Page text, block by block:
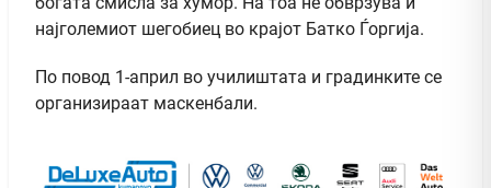
најголемиот шегобиец во крајот Батко Ѓоргија.
По повод 1-април во училиштата и градинките се
организираат маскенбали.